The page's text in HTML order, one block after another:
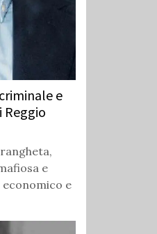
e
e
e